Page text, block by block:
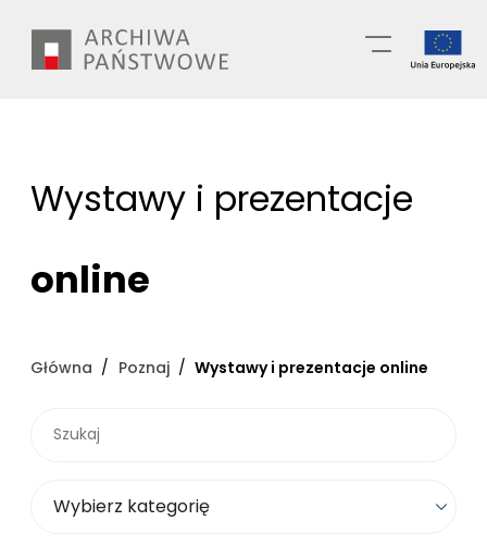
treści
Wystawy i prezentacje
online
Główna Poznaj Wystawy i prezentacje online